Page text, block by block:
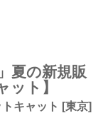
夏の新規販
ット】
トキャット [東京]